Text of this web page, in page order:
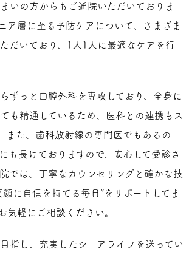
いの方からもご通院いただいておりま
ア層に至る予防ケアについて、さまざま
だいており、1人1人に最適なケアを行
ずっと口腔外科を専攻しており、全身に
も精通しているため、医科との連携もス
また、歯科放射線の専門医でもあるの
も長けておりますので、安心して受診さ
では、丁寧なカウンセリングと確かな技
に自信を持てる毎日”をサポートしてま
気軽にご相談ください。
指し、充実したシニアライフを送ってい